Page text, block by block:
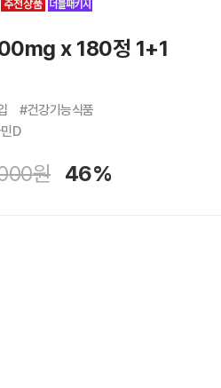
x 180정 1+1
　#건강기능식품
D
원 46%